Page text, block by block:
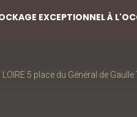
5 place du Général de
EXCEPTIONNEL À